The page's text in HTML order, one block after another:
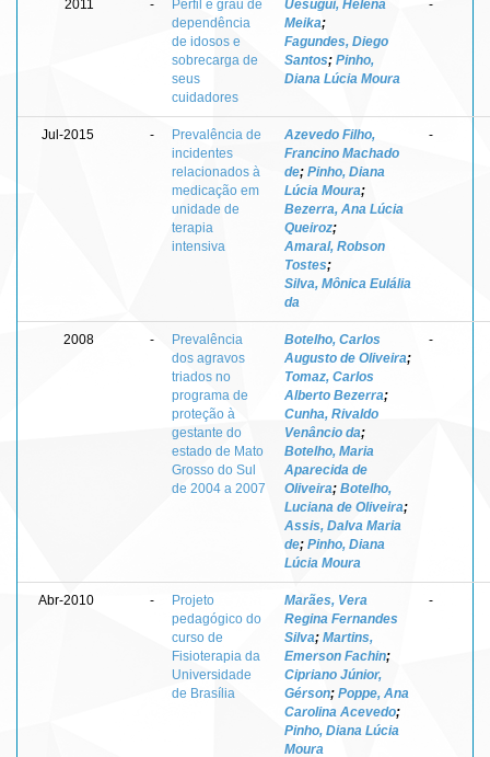
2011 -
Perfil e grau de
dependência
de idosos e
sobrecarga de
seus
cuidadores
Uesugui, Helena
Meika;
Fagundes, Diego
Santos; Pinho,
Diana Lúcia Moura
-
Jul-2015 -
Prevalência de
incidentes
relacionados à
medicação em
unidade de
terapia
intensiva
Azevedo Filho,
Francino Machado
de; Pinho, Diana
Lúcia Moura;
Bezerra, Ana Lúcia
Queiroz;
Amaral, Robson
Tostes;
Silva, Mônica Eulália
da
-
2008 -
Prevalência
dos agravos
triados no
programa de
proteção à
gestante do
estado de Mato
Grosso do Sul
de 2004 a 2007
Botelho, Carlos
Augusto de Oliveira;
Tomaz, Carlos
Alberto Bezerra;
Cunha, Rivaldo
Venâncio da;
Botelho, Maria
Aparecida de
Oliveira; Botelho,
Luciana de Oliveira;
Assis, Dalva Maria
de; Pinho, Diana
Lúcia Moura
-
Abr-2010 -
Projeto
pedagógico do
curso de
Fisioterapia da
Universidade
de Brasília
Marães, Vera
Regina Fernandes
Silva; Martins,
Emerson Fachin;
Cipriano Júnior,
Gérson; Poppe, Ana
Carolina Acevedo;
Pinho, Diana Lúcia
Moura
-